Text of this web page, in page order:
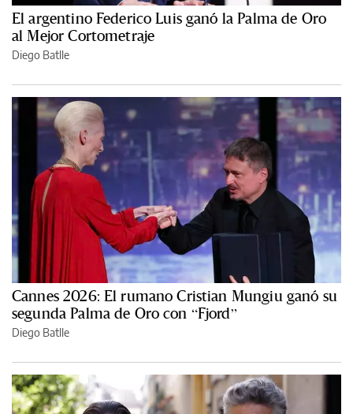
El argentino Federico Luis ganó la Palma de Oro
al Mejor Cortometraje
Diego Batlle
Cannes 2026: El rumano Cristian Mungiu ganó su
segunda Palma de Oro con “Fjord”
Diego Batlle